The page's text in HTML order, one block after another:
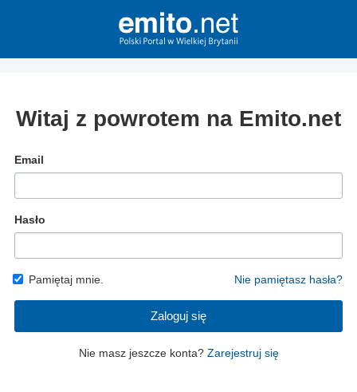
Witaj z powrotem na Emito.net
Email
Hasło
Pamiętaj mnie. Nie pamiętasz hasła?
Zaloguj się
Nie masz jeszcze konta? Zarejestruj się